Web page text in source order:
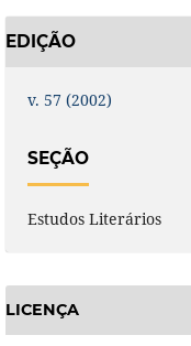
EDIÇÃO
v. 57 (2002)
SEÇÃO
Estudos Literários
LICENÇA